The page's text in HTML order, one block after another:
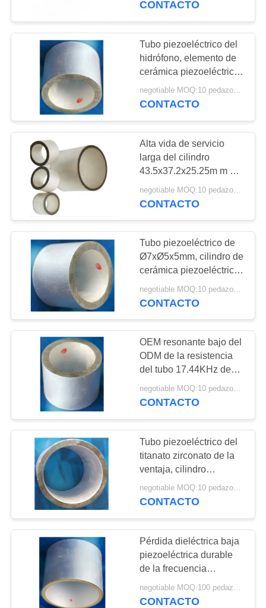
Cerámica
piezoeléctrica
22
Sensor ultrasónico
de la burbuja
Transductor
ultrasónico de la
cavitación
10
Sensor ultrasónico
de la distancia
Sensor ultrasónico
subacuático
12
CONTACTO
Tubo piezoeléctrico del
hidrófono, elemento de
cerámica piezoeléctrico
Ø6.35xØ4.9x6.35mm del
cilindro
negotiable MOQ:10 pedazos/pedazos
CONTACTO
Alta vida de servicio
larga del cilindro
43.5x37.2x25.25m m de
Piezoceramic de la
precisión
CONTACTO
Tubo piezoeléctrico de
Ø7xØ5x5mm, cilindro de
cerámica piezoeléctrico
para la medida
negotiable MOQ:10 pedazos/pedazos
CONTACTO
OEM resonante bajo del
ODM de la resistencia
del tubo 17.44KHz de
54.5x47x40m m PZT
disponible
negotiable MOQ:10 pedazos/pedazos
CONTACTO
Tubo piezoeléctrico del
titanato zirconato de la
ventaja, cilindro
piezoeléctrico
Ø11xØ8.6x10mm
negotiable MOQ:10 pedazos/pedazos
CONTACTO
Pérdida dieléctrica baja
piezoeléctrica durable
de la frecuencia
resonante del tubo
Ø8xØ6x8mm 120KHz
CONTACTO